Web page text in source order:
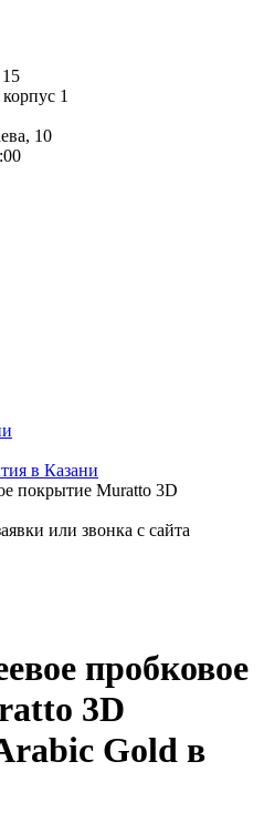
1
10
в Казани
покрытие Muratto 3D
или звонка с сайта
пробковое
3D
Gold в